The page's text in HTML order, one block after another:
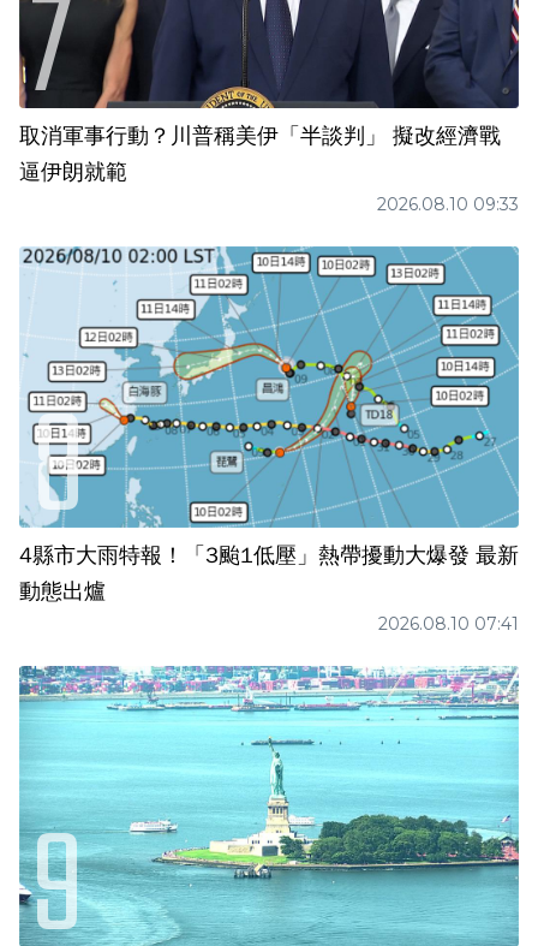
取消軍事行動？川普稱美伊「半談判」 擬改經濟戰
逼伊朗就範
2026.08.10 09:33
4縣市大雨特報！「3颱1低壓」熱帶擾動大爆發 最新
動態出爐
2026.08.10 07:41